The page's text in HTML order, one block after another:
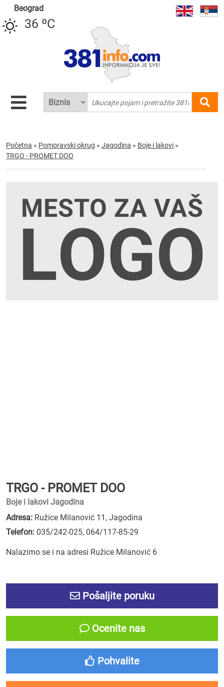
Beograd
36 ºC
Početna » Pomoravski okrug » Jagodina » Boje i lakovi »
TRGO - PROMET DOO
TRGO - PROMET DOO
Boje i lakovi Jagodina
Adresa: Ružice Milanović 11, Jagodina
Telefon: 035/242-025, 064/117-85-29
Nalazimo se i na adresi Ružice Milanović 6
Pošaljite poruku
Ocenite nas
Pohvalite